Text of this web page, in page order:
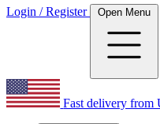
Login / Register Open Menu
Fast delivery from